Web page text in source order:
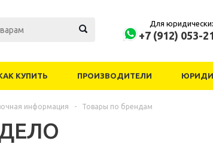
Для
+7 (912) 053-
КУПИТЬ ПРОИЗВОДИТЕЛИ
информация - Товары по брендам